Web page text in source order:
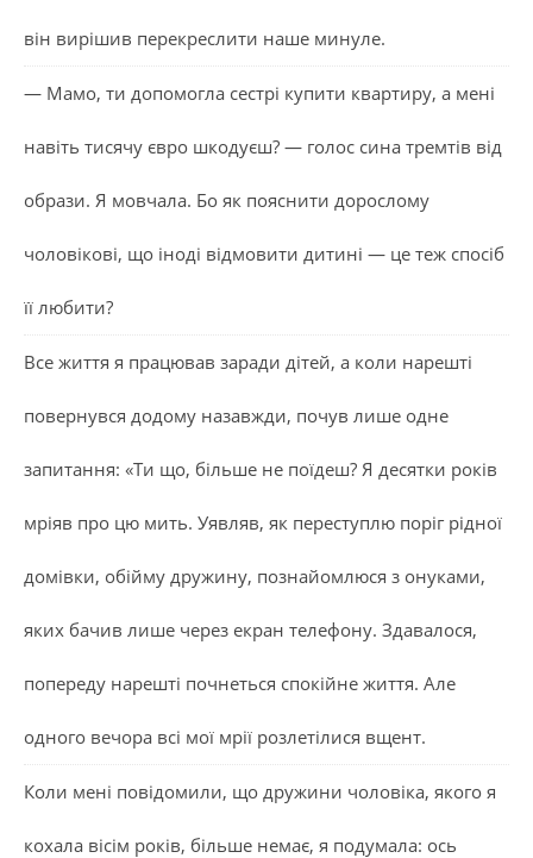
він вирішив перекреслити наше минуле.
— Мамо, ти допомогла сестрі купити квартиру, а мені
навіть тисячу євро шкодуєш? — голос сина тремтів від
образи. Я мовчала. Бо як пояснити дорослому
чоловікові, що іноді відмовити дитині — це теж спосіб
її любити?
Все життя я працював заради дітей, а коли нарешті
повернувся додому назавжди, почув лише одне
запитання: «Ти що, більше не поїдеш? Я десятки років
мріяв про цю мить. Уявляв, як переступлю поріг рідної
домівки, обійму дружину, познайомлюся з онуками,
яких бачив лише через екран телефону. Здавалося,
попереду нарешті почнеться спокійне життя. Але
одного вечора всі мої мрії розлетілися вщент.
Коли мені повідомили, що дружини чоловіка, якого я
кохала вісім років, більше немає, я подумала: ось